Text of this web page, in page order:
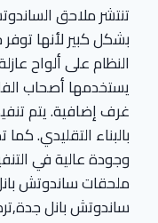
تنتشر ملاحق
بشكل كبير لأنها
النظام على ألواح
يستخدمها أصحاب
غرف إضافية. يتم
بالبناء التقليدي.
وجودة عالية في
ملحقات ساندوتش
ساندوتش بانل